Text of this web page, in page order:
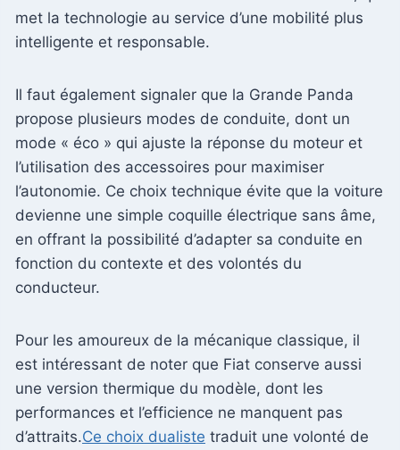
met la technologie au service d’une mobilité plus
intelligente et responsable.
Il faut également signaler que la Grande Panda
propose plusieurs modes de conduite, dont un
mode « éco » qui ajuste la réponse du moteur et
l’utilisation des accessoires pour maximiser
l’autonomie. Ce choix technique évite que la voiture
devienne une simple coquille électrique sans âme,
en offrant la possibilité d’adapter sa conduite en
fonction du contexte et des volontés du
conducteur.
Pour les amoureux de la mécanique classique, il
est intéressant de noter que Fiat conserve aussi
une version thermique du modèle, dont les
performances et l’efficience ne manquent pas
d’attraits.Ce choix dualiste traduit une volonté de